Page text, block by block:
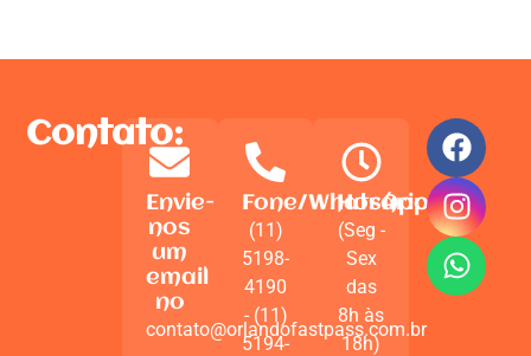
Contato:
Envie-
nos
um
email
no
contato@orlandofastpass.com.br
Fone/WhatsApp
(11)
5198-
4190
- (11)
5194-
Horário
(Seg -
Sex
das
8h às
18h)